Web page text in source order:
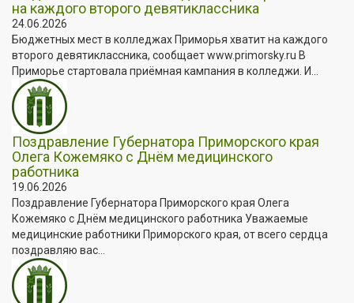
на каждого второго девятиклассника
24.06.2026
Бюджетных мест в колледжах Приморья хватит на каждого
второго девятиклассника, сообщает www.primorsky.ru В
Приморье стартовала приёмная кампания в колледжи. И...
Поздравление Губернатора Приморского края
Олега Кожемяко с Днём медицинского
работника
19.06.2026
Поздравление Губернатора Приморского края Олега
Кожемяко с Днём медицинского работника Уважаемые
медицинские работники Приморского края, от всего сердца
поздравляю вас...